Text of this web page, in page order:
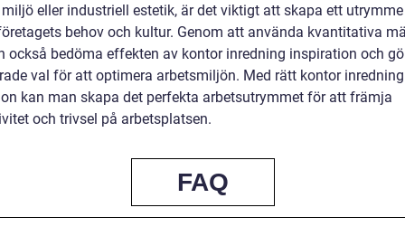
eller industriell estetik, är det viktigt att skapa ett
behov och kultur. Genom att använda kvantitativa
också bedöma effekten av kontor inredning inspiration och
val för att optimera arbetsmiljön. Med rätt kontor inredning
kan man skapa det perfekta arbetsutrymmet för att främja
och trivsel på arbetsplatsen.
FAQ